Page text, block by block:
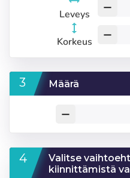
Leveys
remove
Korkeus
remove
Määrä
remove
Valitse
kiinnittämistä